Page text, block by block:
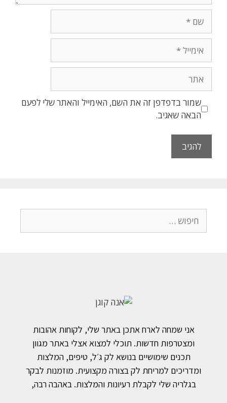
שמור בדפדפן זה את השם, האימייל והאתר שלי לפעם
הבאה שאגיב.
אני שמחה לארח אתכן באתר שלי, לקוחות אהובות
ומצטרפות חדשות. תוכלי למצוא אצלי באתר מגוון
תכנים שימושיים בנושא לק ג׳ל, טיפים, המלצות
ומדריכים למריחת לק בצורה מקצועית. מוזמנות לבקר
בגלריה שלי לקבלת רעיונות והמלצות. באהבה רבה,